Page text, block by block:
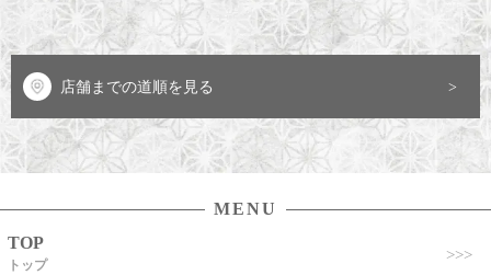
店舗までの道順を見る
MENU
TOP
トップ